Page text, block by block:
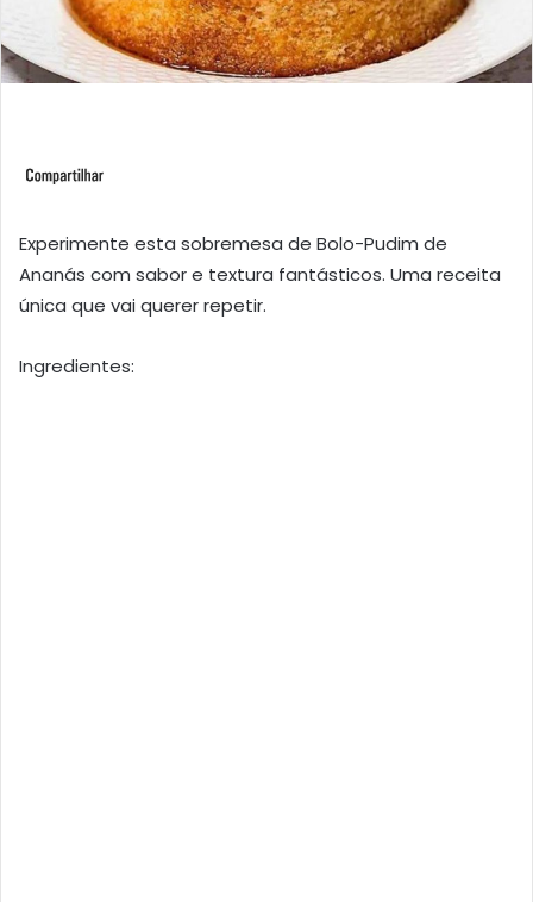
Experimente esta sobremesa de Bolo-Pudim de
Ananás com sabor e textura fantásticos. Uma receita
única que vai querer repetir.
Ingredientes: